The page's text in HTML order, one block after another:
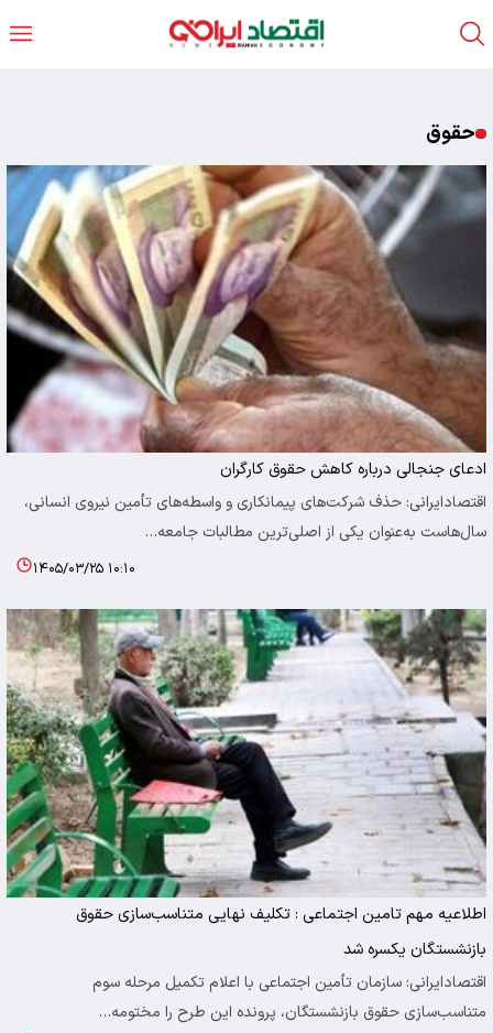
حقوق
ادعای جنجالی درباره کاهش حقوق کارگران
اقتصادایرانی: حذف شرکت‌های پیمانکاری و واسطه‌های تأمین نیروی انسانی،
سال‌هاست به‌عنوان یکی از اصلی‌ترین مطالبات جامعه…
۱۴۰۵/۰۳/۲۵ ۱۰:۱۰
اطلاعیه مهم تامین اجتماعی : تکلیف نهایی متناسب‌سازی حقوق
بازنشستگان یکسره شد
اقتصادایرانی: سازمان تأمین اجتماعی با اعلام تکمیل مرحله سوم
متناسب‌سازی حقوق بازنشستگان، پرونده این طرح را مختومه…